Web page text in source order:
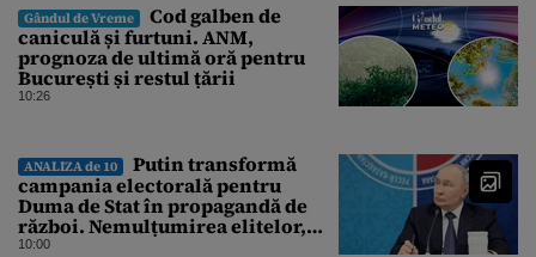
Gândul de Vreme
Cod galben de
caniculă și furtuni. ANM,
prognoza de ultimă oră pentru
București și restul țării
10:26
ANALIZA de 10
Putin transformă
campania electorală pentru
Duma de Stat în propagandă de
război. Nemulțumirea elitelor,
tratată cu indiferență la Kremlin
10:00